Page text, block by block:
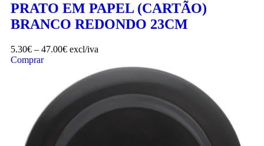
PRATO EM PAPEL (CARTÃO)
BRANCO REDONDO 23CM
5.30€ – 47.00€ excl/iva
Comprar